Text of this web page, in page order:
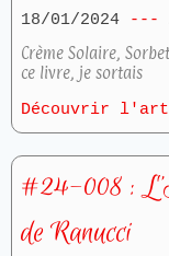
18/01/2024
Crème Solaire,
ce livre, je sortais
Découvrir
#24-008 :
de Ranucci